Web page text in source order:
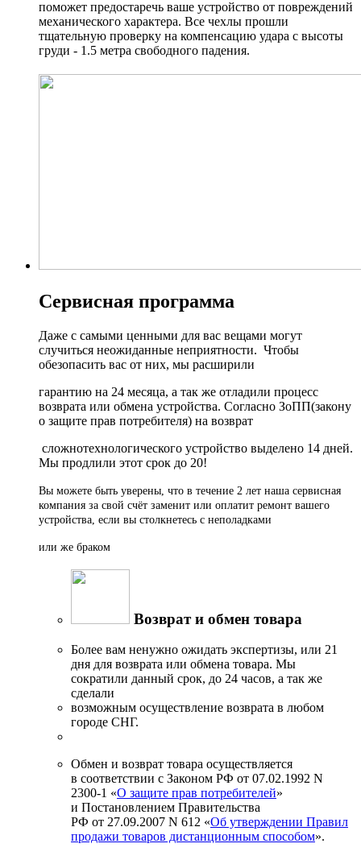
поможет предостаречь ваше устройство от повреждений
механического характера. Все чехлы прошли
тщательную проверку на компенсацию удара с высоты
груди - 1.5 метра свободного падения.
Сервисная программа
Даже с самыми ценными для вас вещами могут
случиться неожиданные неприятности. Чтобы
обезопасить вас от них, мы расширили
гарантию на 24 месяца, а так же отладили процесс
возврата или обмена устройства. Согласно ЗоПП(закону
о защите прав потребителя) на возврат
сложнотехнологического устройство выделено 14 дней.
Мы продлили этот срок до 20!
Вы можете быть уверены, что в течение 2 лет наша сервисная
компания за свой счёт заменит или оплатит ремонт вашего
устройства, если вы столкнетесь с неполадками
или же браком
Возврат и обмен товара
Более вам ненужно ожидать экспертизы, или 21
дня для возврата или обмена товара. Мы
сократили данный срок, до 24 часов, а так же
сделали
возможным осуществление возврата в любом
городе СНГ.
Обмен и возврат товара осуществляется
в соответствии с Законом РФ от 07.02.1992 N
2300-1 «О защите прав потребителей»
и Постановлением Правительства
РФ от 27.09.2007 N 612 «Об утверждении Правил
продажи товаров дистанционным способом».